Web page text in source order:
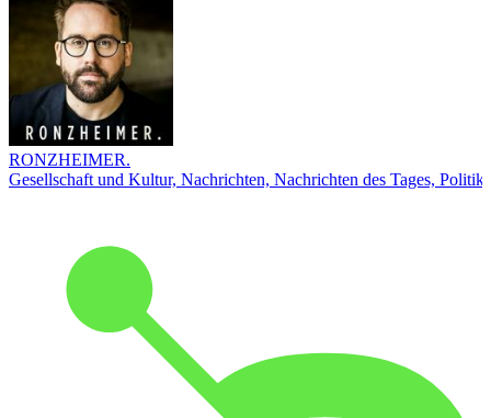
RONZHEIMER.
Gesellschaft und Kultur, Nachrichten, Nachrichten des Tages, Politik